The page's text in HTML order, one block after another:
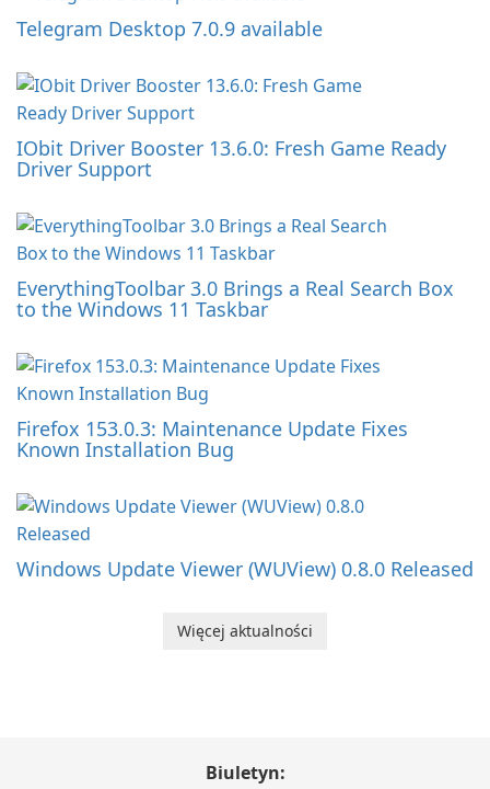
Telegram Desktop 7.0.9 available
IObit Driver Booster 13.6.0: Fresh Game Ready
Driver Support
EverythingToolbar 3.0 Brings a Real Search Box
to the Windows 11 Taskbar
Firefox 153.0.3: Maintenance Update Fixes
Known Installation Bug
Windows Update Viewer (WUView) 0.8.0 Released
Więcej aktualności
Biuletyn: